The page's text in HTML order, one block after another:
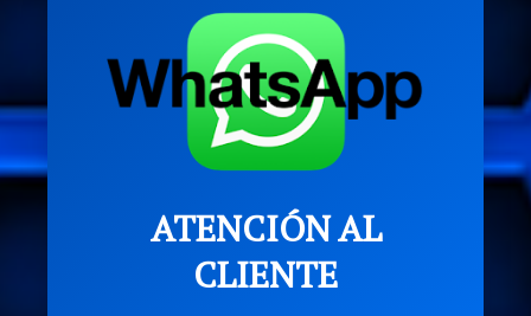
ATENCIÓN AL
CLIENTE